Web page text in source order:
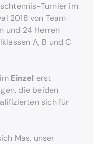
Turnier im
2018 von Team
und 24 Herren
A, B und C
Einzel erst
die beiden
sich für
Mas, unser